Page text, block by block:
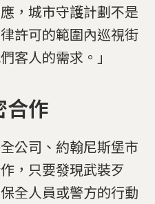
，城市守護計劃不是
許可的範圍內巡視街
客人的需求。」
合作
公司、約翰尼斯堡市
，只要發現武裝歹
全人員或警方的行動